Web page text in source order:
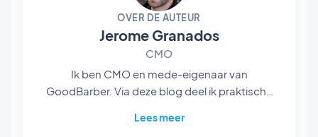
OVER DE AUTEUR
Jerome Granados
CMO
Ik ben CMO en mede-eigenaar van
GoodBarber. Via deze blog deel ik praktische
analyses van de trends die de wereld van
Lees meer